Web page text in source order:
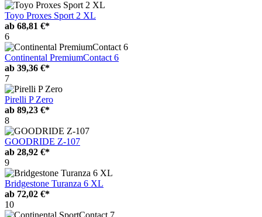
Toyo Proxes Sport 2 XL
ab 68,81 €*
6
Continental PremiumContact 6
ab 39,36 €*
7
Pirelli P Zero
ab 89,23 €*
8
GOODRIDE Z-107
ab 28,92 €*
9
Bridgestone Turanza 6 XL
ab 72,02 €*
10